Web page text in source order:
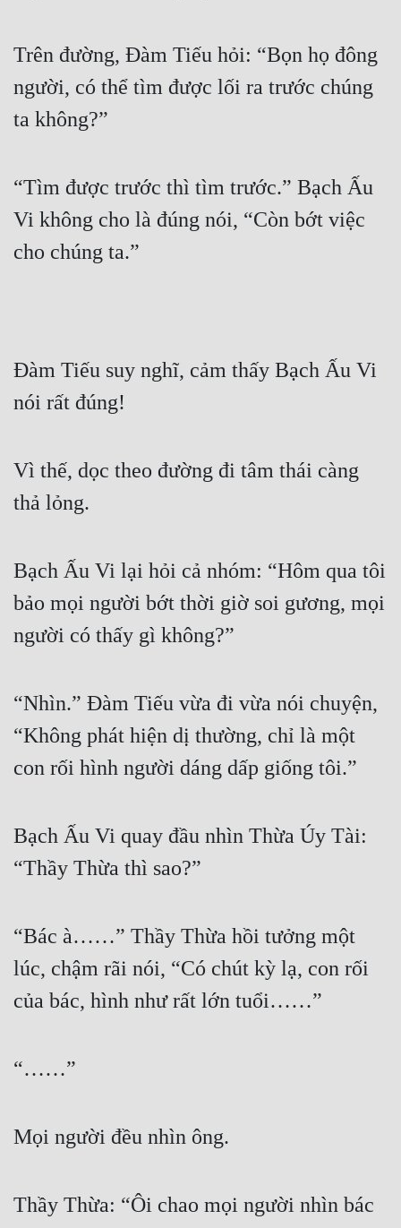
Mưu Mô
Mạt Thế
Mỹ Thực
Phản Phái
Sủng
Thanh Xuân
Tiên Hiệp
Trinh Thám
Triều Đấu
Trùng Sinh
Tu Chân
Võ Hiệp
Xuyên Không
Xuyên Sách
Điền Văn
Trên đường, Đàm Tiếu hỏi: “Bọn họ đông
người, có thể tìm được lối ra trước chúng
ta không?”
“Tìm được trước thì tìm trước.” Bạch Ấu
Vi không cho là đúng nói, “Còn bớt việc
cho chúng ta.”
Đàm Tiếu suy nghĩ, cảm thấy Bạch Ấu Vi
nói rất đúng!
Vì thế, dọc theo đường đi tâm thái càng
thả lỏng.
Bạch Ấu Vi lại hỏi cả nhóm: “Hôm qua tôi
bảo mọi người bớt thời giờ soi gương, mọi
người có thấy gì không?”
“Nhìn.” Đàm Tiếu vừa đi vừa nói chuyện,
“Không phát hiện dị thường, chỉ là một
con rối hình người dáng dấp giống tôi.”
Bạch Ấu Vi quay đầu nhìn Thừa Úy Tài:
“Thầy Thừa thì sao?”
“Bác à……” Thầy Thừa hồi tưởng một
lúc, chậm rãi nói, “Có chút kỳ lạ, con rối
của bác, hình như rất lớn tuổi……”
“……”
Mọi người đều nhìn ông.
Thầy Thừa: “Ôi chao mọi người nhìn bác